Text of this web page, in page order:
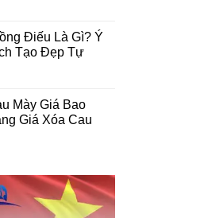
Điếu Là Gì? Ý
Tạo Đẹp Tự
Mày Giá Bao
Giá Xóa Cau